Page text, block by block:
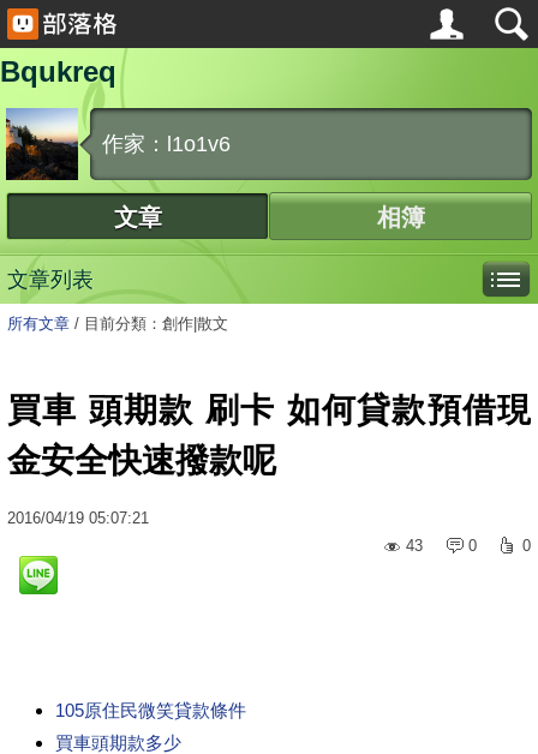
Bqukreq
作家：l1o1v6
文章 相簿
文章列表
所有文章 / 目前分類：創作|散文
買車 頭期款 刷卡 如何貸款預借現
金安全快速撥款呢
2016/04/19 05:07:21
43
0 0
105原住民微笑貸款條件
買車頭期款多少